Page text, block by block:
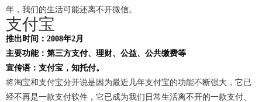
年，我们的生活可能还离不开微信。
支付宝
推出时间：2008年2月
主要功能：第三方支付、理财、公益、公共缴费等
宣传语：支付宝，知托付。
将淘宝和支付宝分开说是因为最近几年支付宝的功能不断强大，它已
经不再是一款支付软件，它已成为我们日常生活离不开的一款支付、